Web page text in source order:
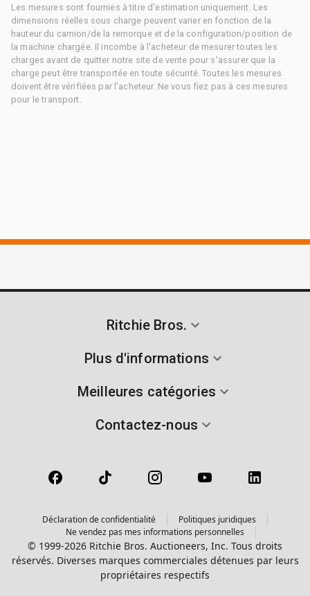
Les mesures sont fournies à titre d'estimation uniquement. Les
dimensions réelles sous charge peuvent varier en fonction de la
hauteur du camion/de la remorque et de la configuration/position de
la machine chargée. Il incombe à l'acheteur de mesurer toutes les
charges avant de quitter notre site de vente pour s'assurer que la
charge peut être transportée en toute sécurité. Toutes les mesures
doivent être vérifiées par l'acheteur. Ne vous fiez pas à ces mesures
pour le transport.
Ritchie Bros.
Plus d'informations
Meilleures catégories
Contactez-nous
Déclaration de confidentialité
Politiques juridiques
Ne vendez pas mes informations personnelles
© 1999-2026 Ritchie Bros. Auctioneers, Inc. Tous droits
réservés. Diverses marques commerciales détenues par leurs
propriétaires respectifs